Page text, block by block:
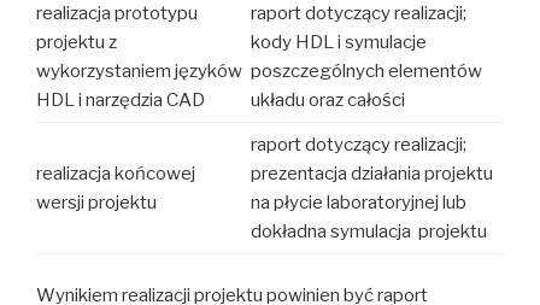
realizacja prototypu
projektu z
wykorzystaniem języków
HDL i narzędzia CAD
raport dotyczący realizacji;
kody HDL i symulacje
poszczególnych elementów
układu oraz całości
realizacja końcowej
wersji projektu
raport dotyczący realizacji;
prezentacja działania projektu
na płycie laboratoryjnej lub
dokładna symulacja projektu
Wynikiem realizacji projektu powinien być raport